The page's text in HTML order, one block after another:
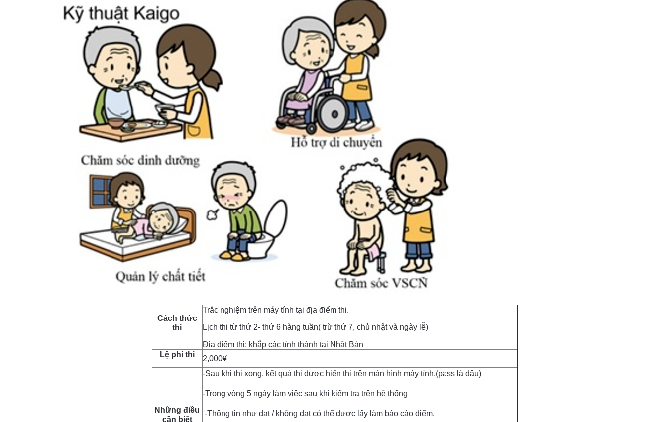
Cách thức
thi
Trắc nghiệm trên máy tính tại địa điểm thi.
Lịch thi từ thứ 2- thứ 6 hàng tuần( trừ thứ 7, chủ nhật và ngày lễ)
Địa điểm thi: khắp các tỉnh thành tại Nhật Bản
Lệ phí thi
2,000¥
Những điều
cần biết
-Sau khi thi xong, kết quả thi được hiển thị trên màn hình máy tính.(pass là đậu)
-Trong vòng 5 ngày làm việc sau khi kiểm tra trên hệ thống
-Thông tin như đạt / không đạt có thể được lấy làm báo cáo điểm.